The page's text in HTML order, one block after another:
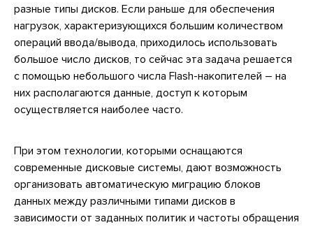
разные типы дисков. Если раньше для обеспечения
нагрузок, характеризующихся большим количеством
операций ввода/вывода, приходилось использовать
большое число дисков, то сейчас эта задача решается
с помощью небольшого числа Flash-накопителей – на
них располагаются данные, доступ к которым
осуществляется наиболее часто.
При этом технологии, которыми оснащаются
современные дисковые системы, дают возможность
организовать автоматическую миграцию блоков
данных между различными типами дисков в
зависимости от заданных политик и частоты обращения